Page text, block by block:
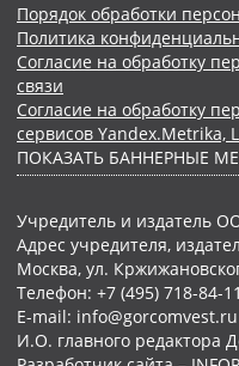
Порядок обработки
Политика
Согласие на обработку
связи
Согласие на обработку
сервисов Yandex.Metrika,
ПОКАЗАТЬ БАННЕРНЫЕ
Учредитель и издатель
Адрес учредителя,
Москва, ул.
Телефон: +7 (495) 718-84-11
E-mail: info@gorcomvest.ru
И.О. главного редактора